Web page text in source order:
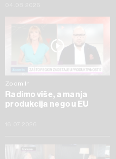
Zoom In
Radimo više, a manja
produkcija nego u EU